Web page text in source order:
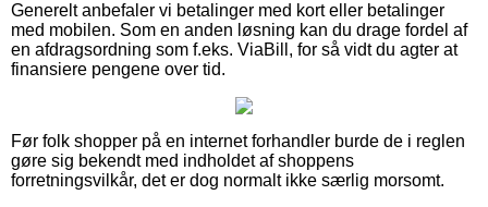
Generelt anbefaler vi betalinger med kort eller betalinger
med mobilen. Som en anden løsning kan du drage fordel af
en afdragsordning som f.eks. ViaBill, for så vidt du agter at
finansiere pengene over tid.
Før folk shopper på en internet forhandler burde de i reglen
gøre sig bekendt med indholdet af shoppens
forretningsvilkår, det er dog normalt ikke særlig morsomt.